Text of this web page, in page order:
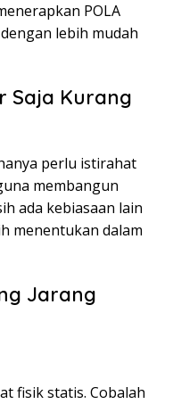
POLA
dengan lebih mudah
Saja Kurang
perlu istirahat
membangun
ada kebiasaan lain
menentukan dalam
Jarang
fisik statis. Cobalah